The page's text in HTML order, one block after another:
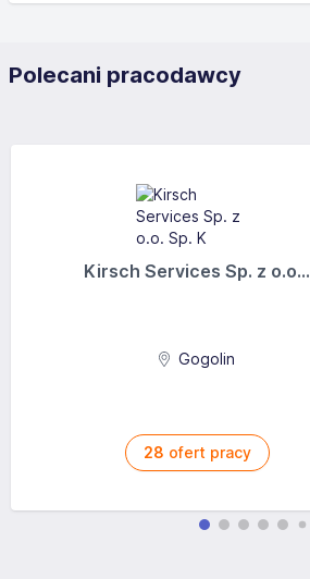
Polecani pracodawcy
Kirsch Services Sp. z o.o...
Gogolin
28 ofert pracy